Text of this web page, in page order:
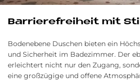
Bar­rie­re­frei­heit mit
Bodenebene Duschen bieten ein
und Sicherheit im Badezimmer. Der
erleichtert nicht nur den Zugang,
eine großzügige und offene